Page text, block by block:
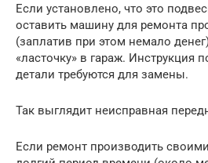
Если установлено, что это
оставить машину для ремонта
(заплатив при этом немало
«ласточку» в гараж. Инструкция
детали требуются для замены.
Так выглядит неисправная
Если ремонт производить